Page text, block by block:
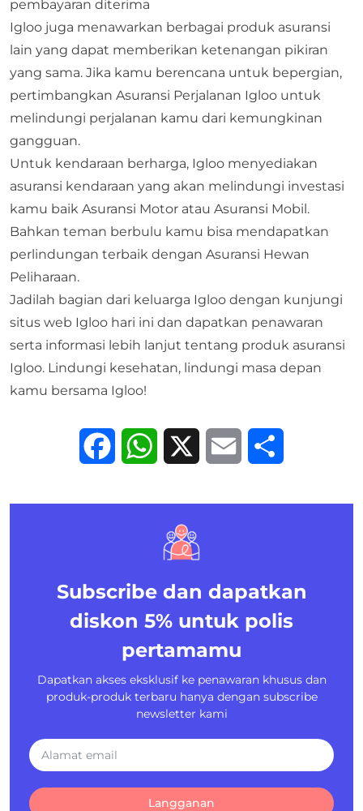
pembayaran diterima
Igloo juga menawarkan berbagai produk asuransi
lain yang dapat memberikan ketenangan pikiran
yang sama. Jika kamu berencana untuk bepergian,
pertimbangkan Asuransi Perjalanan Igloo untuk
melindungi perjalanan kamu dari kemungkinan
gangguan.
Untuk kendaraan berharga, Igloo menyediakan
asuransi kendaraan yang akan melindungi investasi
kamu baik Asuransi Motor atau Asuransi Mobil.
Bahkan teman berbulu kamu bisa mendapatkan
perlindungan terbaik dengan Asuransi Hewan
Peliharaan.
Jadilah bagian dari keluarga Igloo dengan kunjungi
situs web Igloo hari ini dan dapatkan penawaran
serta informasi lebih lanjut tentang produk asuransi
Igloo. Lindungi kesehatan, lindungi masa depan
kamu bersama Igloo!
FacebookWhatsApp Email
Subscribe dan dapatkan
diskon 5% untuk polis
pertamamu
Dapatkan akses eksklusif ke penawaran khusus dan
produk-produk terbaru hanya dengan subscribe
newsletter kami
Langganan